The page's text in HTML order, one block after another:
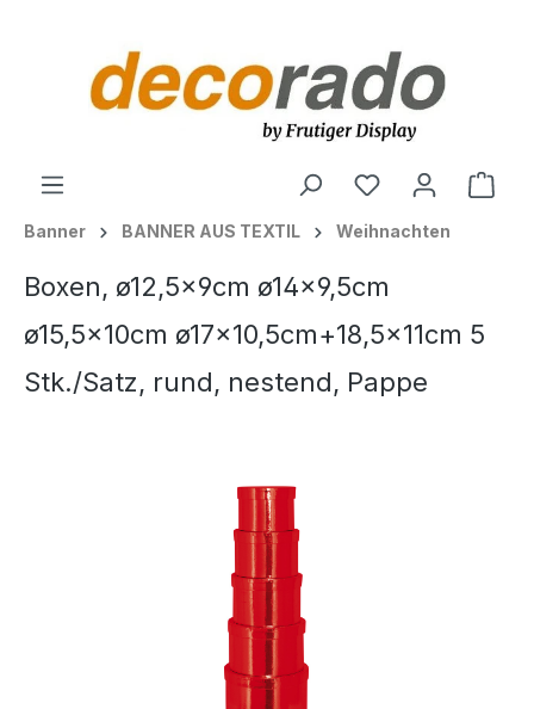
Banner BANNER AUS TEXTIL Weihnachten
Boxen, ø12,5x9cm ø14x9,5cm
ø15,5x10cm ø17x10,5cm+18,5x11cm 5
Stk./Satz, rund, nestend, Pappe